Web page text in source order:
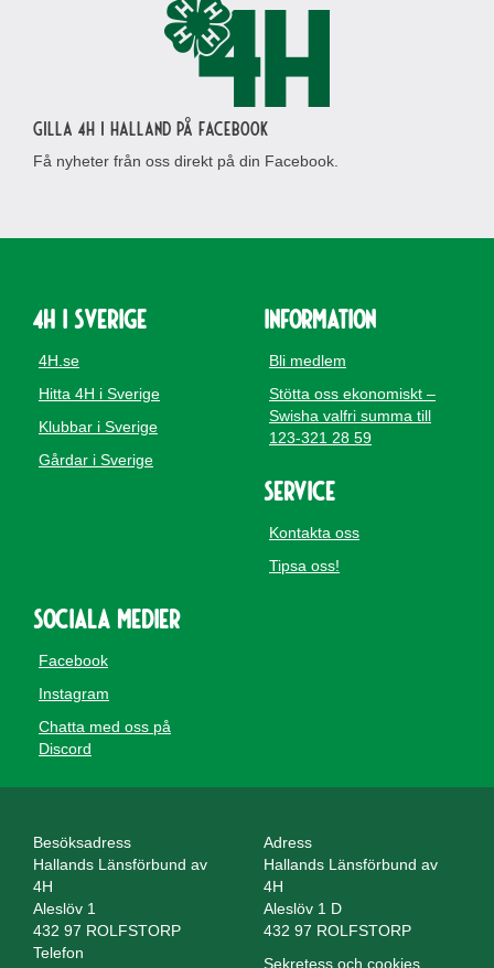
Gilla 4H i Halland på Facebook
Få nyheter från oss direkt på din Facebook.
4H i Sverige
4H.se
Hitta 4H i Sverige
Klubbar i Sverige
Gårdar i Sverige
Information
Bli medlem
Stötta oss ekonomiskt –
Swisha valfri summa till
123-321 28 59
Service
Kontakta oss
Tipsa oss!
Sociala medier
Facebook
Instagram
Chatta med oss på
Discord
Besöksadress
Hallands Länsförbund av
4H
Aleslöv 1
432 97 ROLFSTORP
Adress
Hallands Länsförbund av
4H
Aleslöv 1 D
432 97 ROLFSTORP
Telefon
Sekretess och cookies